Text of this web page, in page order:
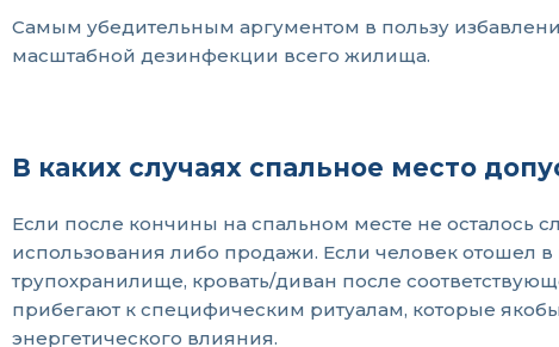
Самым убедительным аргументом в пользу
масштабной дезинфекции всего жилища.
В каких случаях спальное место
Если после кончины на спальном месте не осталось
использования либо продажи. Если человек отошел
трупохранилище, кровать/диван после
прибегают к специфическим ритуалам, которые
энергетического влияния.